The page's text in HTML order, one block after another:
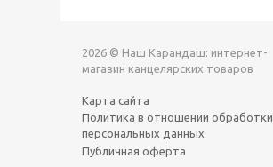
2026 © Наш Карандаш: интернет-
магазин канцелярских товаров
Карта сайта
Политика в отношении обработки
персональных данных
Публичная оферта